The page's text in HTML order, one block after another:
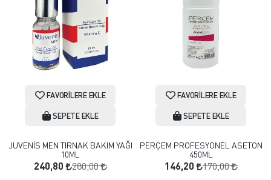
FAVORILERE EKLE
SEPETE EKLE
JUVENİS MEN TIRNAK BAKIM YAĞI
10ML
240,80 280,00
FAVORILERE EKLE
SEPETE EKLE
PERÇEM PROFESYONEL ASETON
450ML
146,20 170,00